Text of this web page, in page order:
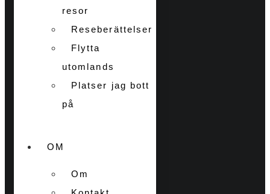
resor
Reseberättelser
Flytta
utomlands
Platser jag bott
på
OM
Om